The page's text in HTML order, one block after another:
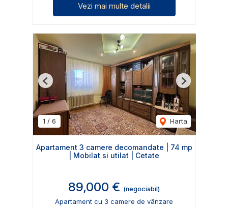
Vezi mai multe detalii
1 / 6 Harta
Previous Next
Apartament 3 camere decomandate | 74 mp
| Mobilat si utilat | Cetate
89,000 € (negociabil)
Apartament cu 3 camere de vânzare